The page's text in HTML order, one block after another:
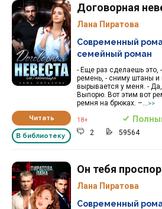
Читать
В библиотеку
Договорная
Лана Пиратова
- Еще раз сделаешь это,
ремень, - сниму штаны и
вырывается у меня. -
Выпорю. Вот этим вот
ремня на брюках. –...
>>
Современный
семейный роман
18+
2 59564
Он тебя
Лана Пиратова
Современный